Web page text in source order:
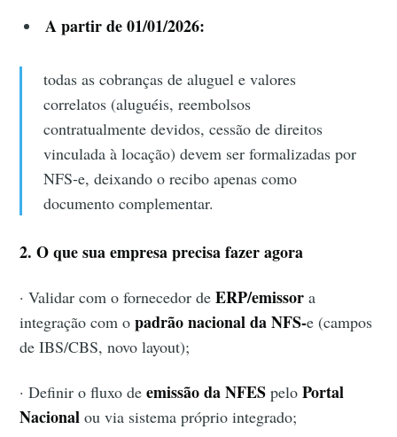
A partir de 01/01/2026:
todas as cobranças de aluguel e valores
correlatos (aluguéis, reembolsos
contratualmente devidos, cessão de direitos
vinculada à locação) devem ser formalizadas por
NFS-e, deixando o recibo apenas como
documento complementar.
2. O que sua empresa precisa fazer agora
· Validar com o fornecedor deERP/emissor a
integração com opadrão nacional da NFS-e (campos
de IBS/CBS, novo layout);
· Definir o fluxo deemissão da NFES peloPortal
Nacional ou via sistema próprio integrado;